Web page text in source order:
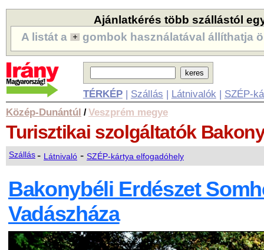
Ajánlatkérés több szállástól
A listát a
gombok használatával állíthatja
TÉRKÉP| Szállás | Látnivalók | SZÉP-
Közép-Dunántúl /Veszprém megye
Turisztikai szolgáltatók
Szállás- Látnivaló - SZÉP-kártya elfogadóhely
Bakonybéli Erdészet
Vadászháza